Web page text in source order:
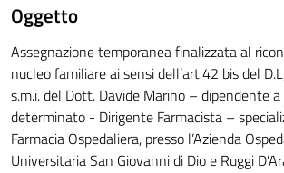
Oggetto
Assegnazione temporanea finalizzata al
nucleo familiare ai sensi dell’art.42 bis del
s.m.i. del Dott. Davide Marino – dipendente
determinato - Dirigente Farmacista –
Farmacia Ospedaliera, presso l’Azienda
Universitaria San Giovanni di Dio e Ruggi